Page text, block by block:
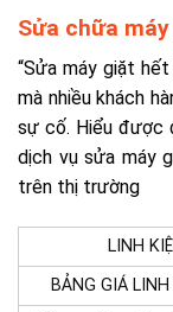
Sửa chữa
“Sửa máy giặt
mà nhiều khách
sự cố. Hiểu được
dịch vụ sửa máy
trên thị trường
LINH
BẢNG GIÁ